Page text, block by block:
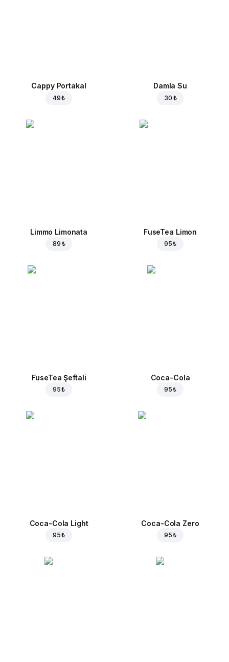
Cappy Portakal
49 ₺
Damla Su
30 ₺
Limmo Limonata
89 ₺
FuseTea Limon
95 ₺
FuseTea Şeftali
95 ₺
Coca-Cola
95 ₺
Coca-Cola Light
95 ₺
Coca-Cola Zero
95 ₺